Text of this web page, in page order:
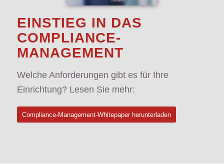
EINSTIEG IN DAS
COMPLIANCE-
MANAGEMENT
Welche Anforderungen gibt es für Ihre
Einrichtung? Lesen Sie mehr:
Compliance-Management-Whitepaper herunterladen